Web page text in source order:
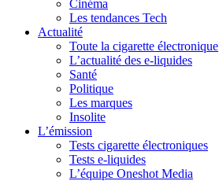
Cinéma
Les tendances Tech
Actualité
Toute la cigarette électronique
L’actualité des e-liquides
Santé
Politique
Les marques
Insolite
L’émission
Tests cigarette électroniques
Tests e-liquides
L’équipe Oneshot Media